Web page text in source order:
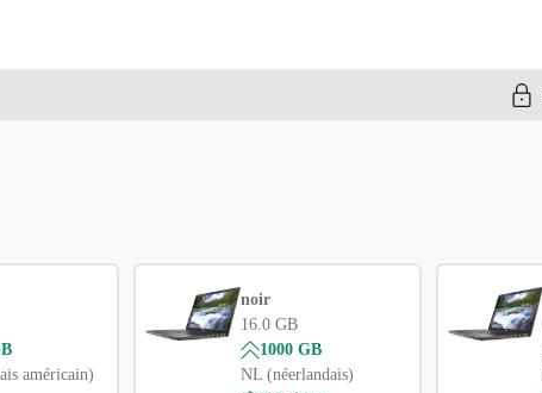
américain)
noir
16.0 GB
1000 GB
NL (néerlandais)